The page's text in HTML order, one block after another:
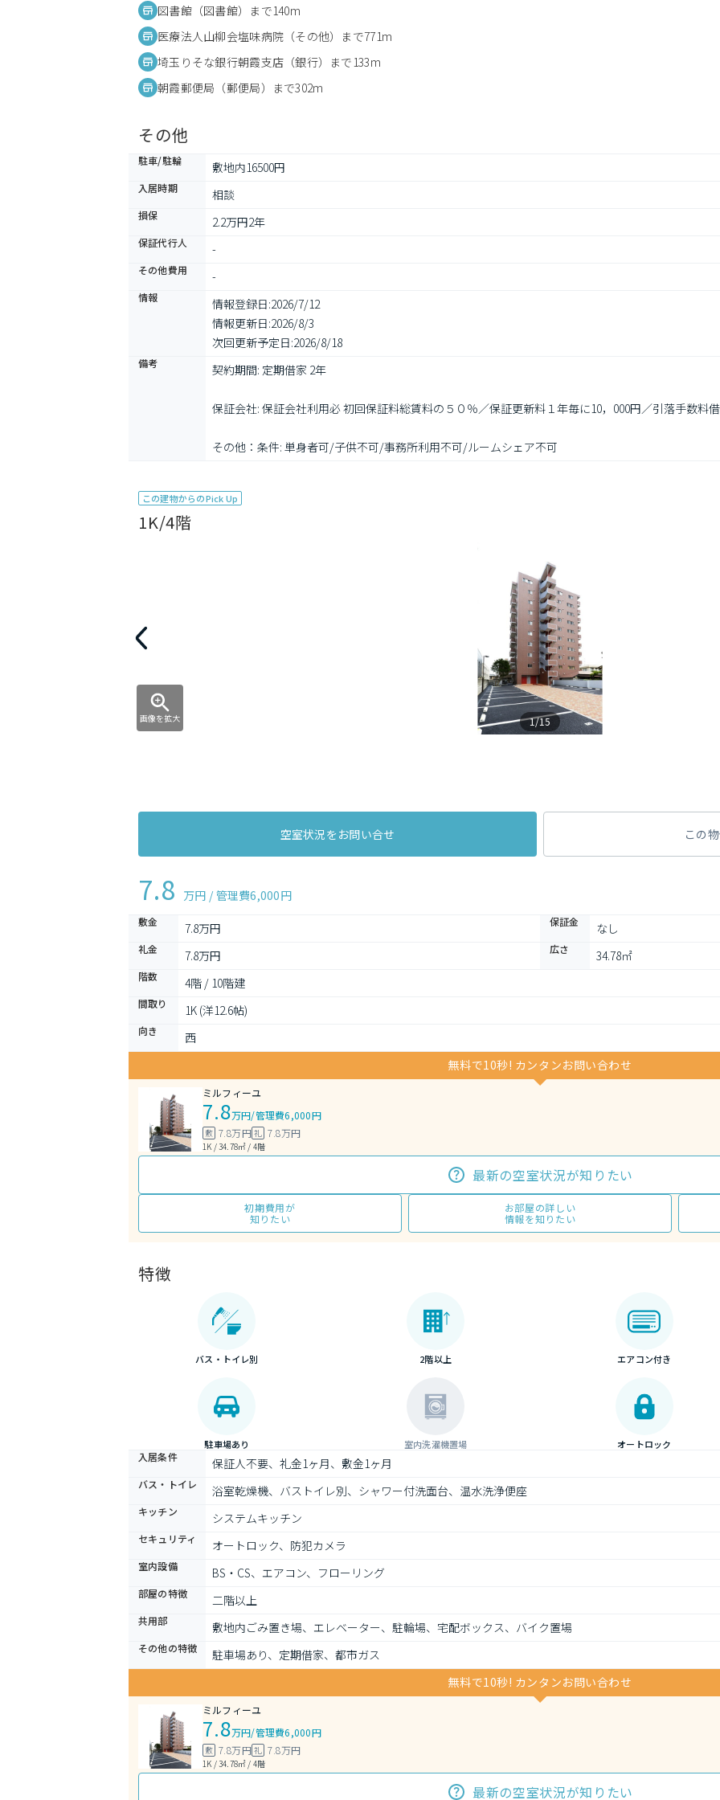
図書館（図書館）まで140m
医療法人山柳会塩味病院（その他）まで771m
埼玉りそな銀行朝霞支店（銀行）まで133m
朝霞郵便局（郵便局）まで302m
その他
駐車/駐輪 敷地内16500円
入居時期 相談
損保 2.2万円2年
保証代行人 -
その他費用 -
情報 情報登録日:2026/7/12
情報更新日:2026/8/3
次回更新予定日:2026/8/18
備考 契約期間: 定期借家 2年
保証会社: 保証会社利用必 初回保証料総賃料の５０％／保証更新料１年毎に10，000円／引落手数料
その他：条件: 単身者可/子供不可/事務所利用不可/ルームシェア不可
この建物からのPick Up
1K/4階
画像を拡大 1/15
空室状況をお問い合せ この
7.8 万円 / 管理費6,000円
敷金 7.8万円 保証金 なし
礼金 7.8万円 広さ 34.78㎡
階数 4階 / 10階建
間取り 1K (洋12.6帖)
向き
西
無料で10秒! カンタンお問い合わせ
ミルフィーユ
7.8万円/管理費6,000円
敷 7.8万円礼 7.8万円
1K / 34.78㎡ / 4階
最新の空室状況が知りたい
初期費用が
知りたい
お部屋の詳しい
情報を知りたい
特徴
バス・トイレ別 2階以上 エアコン付き
駐車場あり 室内洗濯機置場 オートロック
入居条件 保証人不要、礼金1ヶ月、敷金1ヶ月
バス・トイレ 浴室乾燥機、バストイレ別、シャワー付洗面台、温水洗浄便座
キッチン システムキッチン
セキュリティ オートロック、防犯カメラ
室内設備 BS・CS、エアコン、フローリング
部屋の特徴 二階以上
共用部 敷地内ごみ置き場、エレベーター、駐輪場、宅配ボックス、バイク置場
その他の特徴
駐車場あり、定期借家、都市ガス
無料で10秒! カンタンお問い合わせ
ミルフィーユ
7.8万円/管理費6,000円
敷 7.8万円礼 7.8万円
1K / 34.78㎡ / 4階
最新の空室状況が知りたい